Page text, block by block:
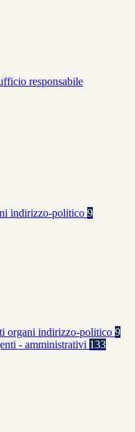
responsabile
indirizzo-politico 9
organi indirizzo-politico 9
- amministrativi 133